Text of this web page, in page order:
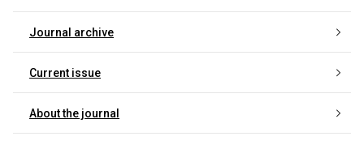
Journal archive
Current issue
About the journal